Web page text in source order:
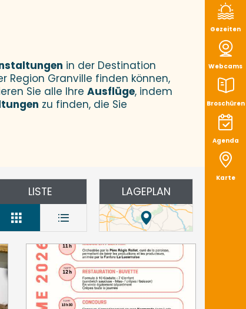
Gezeiten
Webcams
Broschüren
Agenda
Karte
in der Destination
Region Granville finden können,
Sie alle Ihre Ausflüge, indem
zu finden, die Sie
LISTE LAGEPLAN